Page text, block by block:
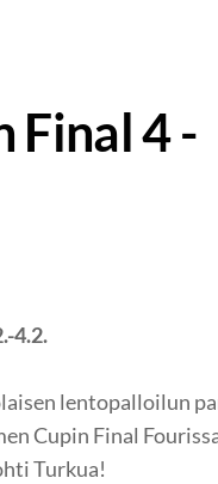
Final 4 -
4.2.
lentopalloilun
Cupin Final
Turkua!